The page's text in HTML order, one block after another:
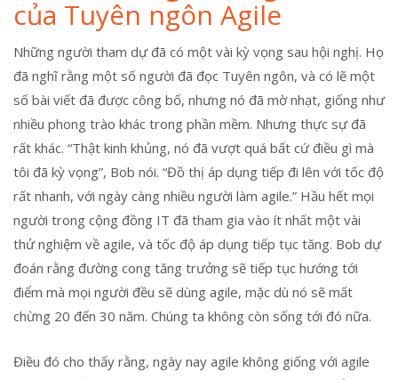
của Tuyên ngôn Agile
Những người tham dự đã có một vài kỳ vọng sau hội nghị. Họ
đã nghĩ rằng một số người đã đọc Tuyên ngôn, và có lẽ một
số bài viết đã được công bố, nhưng nó đã mờ nhạt, giống như
nhiều phong trào khác trong phần mềm. Nhưng thực sự đã
rất khác. “Thật kinh khủng, nó đã vượt quá bất cứ điều gì mà
tôi đã kỳ vọng”, Bob nói. “Đồ thị áp dụng tiếp đi lên với tốc độ
rất nhanh, với ngày càng nhiều người làm agile.” Hầu hết mọi
người trong cộng đồng IT đã tham gia vào ít nhất một vài
thử nghiệm về agile, và tốc độ áp dụng tiếp tục tăng. Bob dự
đoán rằng đường cong tăng trưởng sẽ tiếp tục hướng tới
điểm mà mọi người đều sẽ dùng agile, mặc dù nó sẽ mất
chừng 20 đến 30 năm. Chúng ta không còn sống tới đó nữa.
Điều đó cho thấy rằng, ngày nay agile không giống với agile